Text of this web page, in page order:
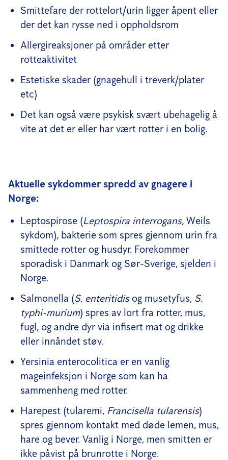
Smittefare der rottelort/urin ligger åpent eller
der det kan rysse ned i oppholdsrom
Allergireaksjoner på områder etter
rotteaktivitet
Estetiske skader (gnagehull i treverk/plater
etc)
Det kan også være psykisk svært ubehagelig å
vite at det er eller har vært rotter i en bolig.
Aktuelle sykdommer spredd av gnagere i
Norge:
Leptospirose (Leptospira interrogans, Weils
sykdom), bakterie som spres gjennom urin fra
smittede rotter og husdyr. Forekommer
sporadisk i Danmark og Sør-Sverige, sjelden i
Norge.
Salmonella (S. enteritidis og musetyfus, S.
typhi-murium) spres av lort fra rotter, mus,
fugl, og andre dyr via infisert mat og drikke
eller innåndet støv.
Yersinia enterocolitica er en vanlig
mageinfeksjon i Norge som kan ha
sammenheng med rotter.
Harepest (tularemi, Francisella tularensis)
spres gjennom kontakt med døde lemen, mus,
hare og bever. Vanlig i Norge, men smitten er
ikke påvist på brunrotte i Norge.